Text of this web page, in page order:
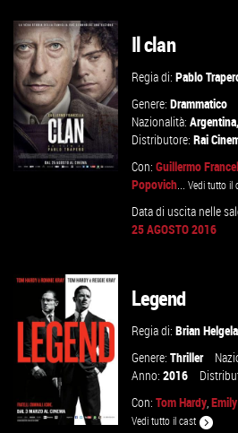
VAI ALLA SCHEDA
VAI ALLA SCHEDA
Il clan
Regia di:Pablo
Genere:Drammatico
Nazionalità:Argentina
Distributore:Rai
Con:Guillermo
Popovich...Vedi tutto il
Data di uscita nelle
25 AGOSTO 2016
Legend
Regia di:Brian
Genere:Thriller
Anno:2016
Con:Tom Hardy,
Vedi tutto il cast